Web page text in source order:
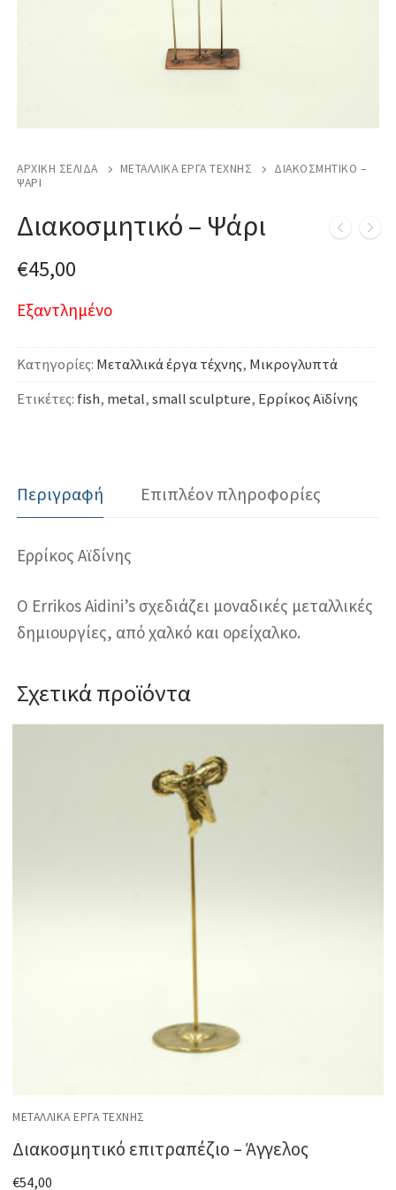
ΑΡΧΙΚΉ ΣΕΛΊΔΑ ΜΕΤΑΛΛΙΚΆ ΈΡΓΑ ΤΈΧΝΗΣ
ΔΙΑΚΟΣΜΗΤΙΚΌ –
ΨΆΡΙ
Διακοσμητικό – Ψάρι
€45,00
Εξαντλημένο
Κατηγορίες: Μεταλλικά έργα τέχνης, Μικρογλυπτά
Ετικέτες: fish, metal,small sculpture, Ερρίκος Αϊδίνης
Περιγραφή Επιπλέον πληροφορίες
Ερρίκος Αϊδίνης
Ο Errikos Aidini’s σχεδιάζει μοναδικές μεταλλικές
δημιουργίες, από χαλκό και ορείχαλκο.
Σχετικά προϊόντα
ΜΕΤΑΛΛΙΚΆ ΈΡΓΑ ΤΈΧΝΗΣ
Διακοσμητικό επιτραπέζιο – Άγγελος
€54,00